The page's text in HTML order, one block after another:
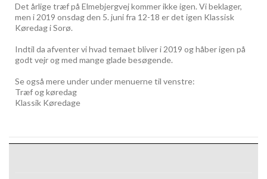
Det årlige træf på Elmebjergvej kommer ikke igen. Vi beklager,
men i 2019 onsdag den 5. juni fra 12-18 er det igen Klassisk
Køredag i Sorø.
Indtil da afventer vi hvad temaet bliver i 2019 og håber igen på
godt vejr og med mange glade besøgende.
Se også mere under under menuerne til venstre:
Træf og køredag
Klassik Køredage